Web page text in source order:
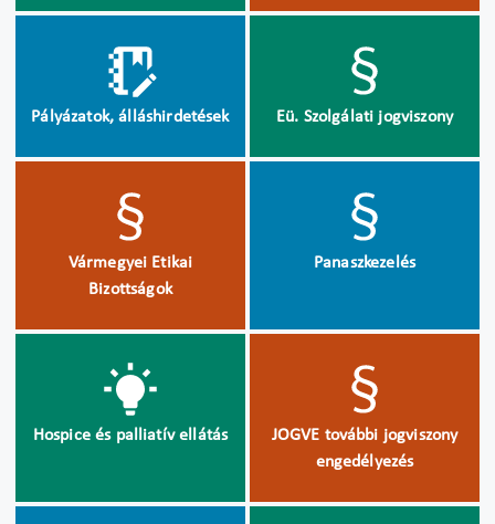
Pályázatok, álláshirdetések Eü. Szolgálati jogviszony
Vármegyei Etikai
Bizottságok
Panaszkezelés
Hospice és palliatív ellátás
JOGVE további jogviszony
engedélyezés